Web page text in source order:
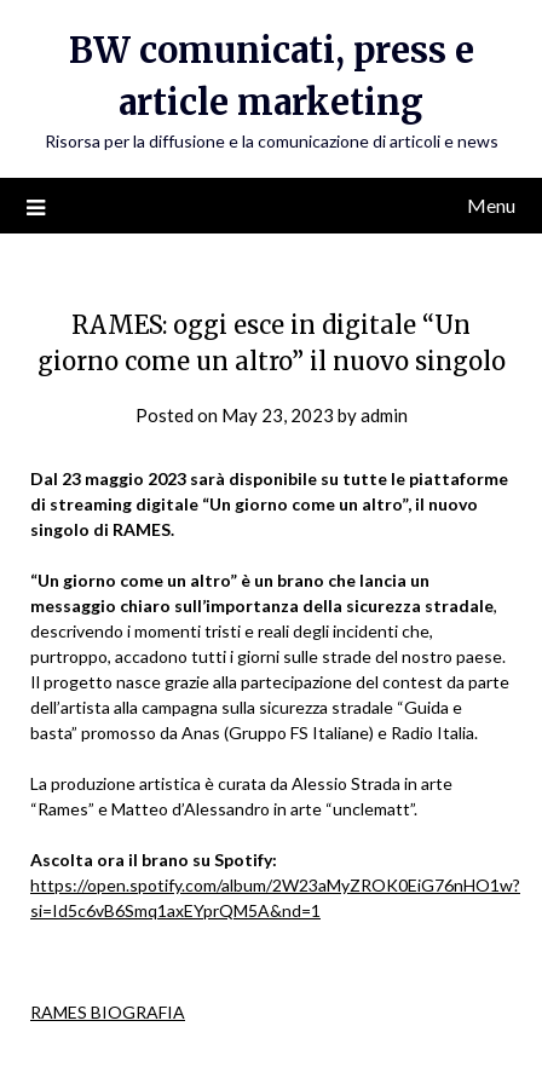
BW comunicati, press e
article marketing
Risorsa per la diffusione e la comunicazione di articoli e news
Menu
RAMES: oggi esce in digitale “Un
giorno come un altro” il nuovo singolo
Posted on May 23, 2023 byadmin
Dal 23 maggio 2023 sarà disponibile su tutte le piattaforme
di streaming digitale “Un giorno come un altro”, il nuovo
singolo di RAMES.
“Un giorno come un altro” è un brano che lancia un
messaggio chiaro sull’importanza della sicurezza stradale,
descrivendo i momenti tristi e reali degli incidenti che,
purtroppo, accadono tutti i giorni sulle strade del nostro paese.
Il progetto nasce grazie alla partecipazione del contest da parte
dell’artista alla campagna sulla sicurezza stradale “Guida e
basta” promosso da Anas (Gruppo FS Italiane) e Radio Italia.
La produzione artistica è curata da Alessio Strada in arte
“Rames” e Matteo d’Alessandro in arte “unclematt”.
Ascolta ora il brano su Spotify:
https://open.spotify.com/album/2W23aMyZROK0EiG76nHO1w?
si=Id5c6vB6Smq1axEYprQM5A&nd=1
RAMES BIOGRAFIA